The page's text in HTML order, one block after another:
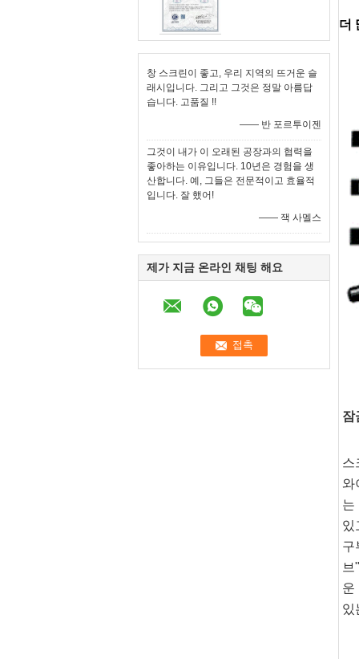
창 스크린이 좋고, 우리 지역의 뜨거운 슬
래시입니다. 그리고 그것은 정말 아름답
습니다. 고품질 !!
—— 반 포르투이젠
그것이 내가 이 오래된 공장과의 협력을
좋아하는 이유입니다. 10년은 경험을 생
산합니다. 예, 그들은 전문적이고 효율적
입니다. 잘 했어!
—— 잭 사멜스
제가 지금 온라인 채팅 해요
더
잠
스
와
는
있
구
운
있